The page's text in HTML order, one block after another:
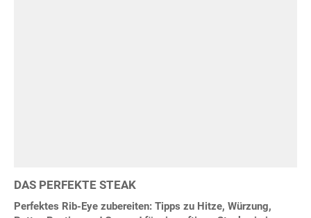
DAS PERFEKTE STEAK
Perfektes Rib-Eye zubereiten: Tipps zu Hitze, Würzung,